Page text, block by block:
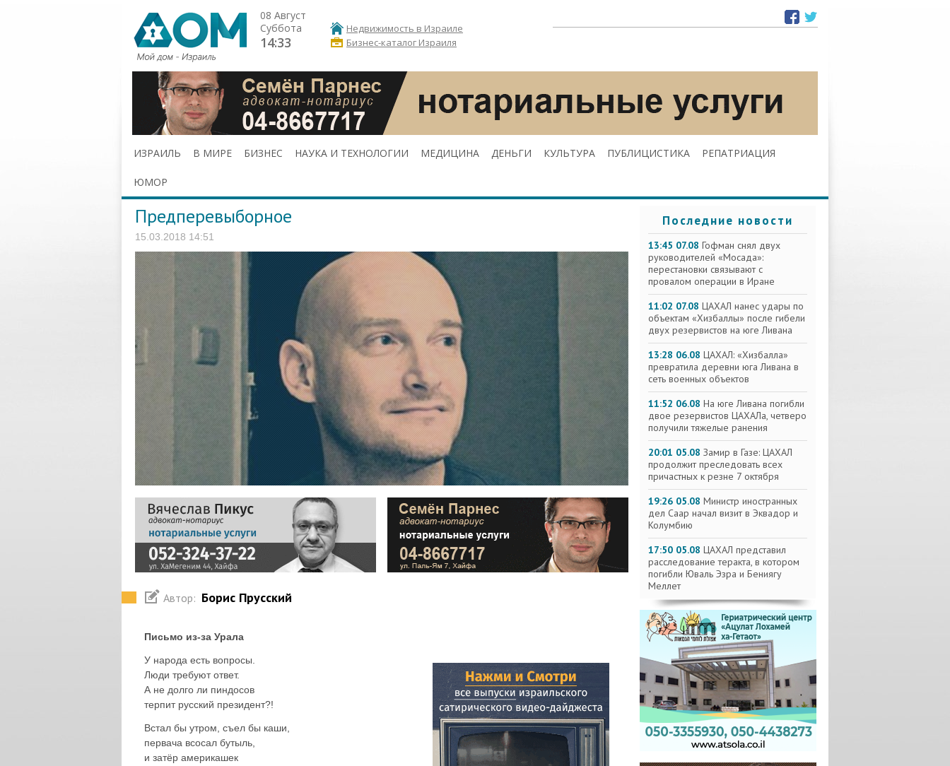
08 Август
Суббота
14:33
Недвижимость в Израиле
Бизнес-каталог Израиля
ИЗРАИЛЬ В МИРЕ БИЗНЕС НАУКА И ТЕХНОЛОГИИ МЕДИЦИНА ДЕНЬГИ КУЛЬТУРА ПУБЛИЦИСТИКА РЕПАТРИАЦИЯ
ЮМОР
Предперевыборное
15.03.2018 14:51
Автор: Борис Прусский
Письмо из-за Урала
У народа есть вопросы.
Люди требуют ответ.
А не долго ли пиндосов
терпит русский президент?!
Встал бы утром, съел бы каши,
первача всосал бутыль,
и затёр америкашек
Последние новости
13:45 07.08 Гофман снял двух
руководителей «Мосада»:
перестановки связывают с
провалом операции в Иране
11:02 07.08 ЦАХАЛ нанес удары по
объектам «Хизбаллы» после гибели
двух резервистов на юге Ливана
13:28 06.08 ЦАХАЛ: «Хизбалла»
превратила деревни юга Ливана в
сеть военных объектов
11:52 06.08 На юге Ливана погибли
двое резервистов ЦАХАЛа, четверо
получили тяжелые ранения
20:01 05.08 Замир в Газе: ЦАХАЛ
продолжит преследовать всех
причастных к резне 7 октября
19:26 05.08 Министр иностранных
дел Саар начал визит в Эквадор и
Колумбию
17:50 05.08 ЦАХАЛ представил
расследование теракта, в котором
погибли Юваль Эзра и Бениягу
Меллет